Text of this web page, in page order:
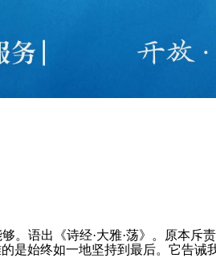
。语出《诗经·大雅·荡》。原本斥
是始终如一地坚持到最后。它告